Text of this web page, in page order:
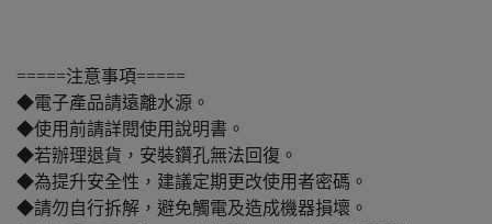
=====注意事項=====
◆電子產品請遠離水源。
◆使用前請詳閱使用說明書。
◆若辦理退貨，安裝鑽孔無法回復。
◆為提升安全性，建議定期更改使用者密碼。
◆請勿自行拆解，避免觸電及造成機器損壞。